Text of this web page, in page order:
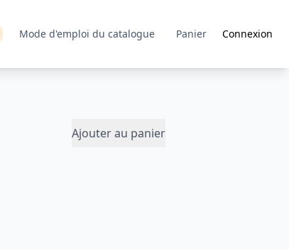
Mode d'emploi du catalogue Panier Connexion
Ajouter au panier